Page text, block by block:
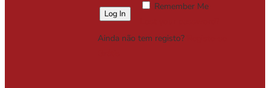
Remember Me
Ainda não tem registo?